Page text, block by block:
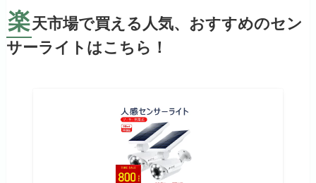
楽天市場で買える人気、おすすめのセン
サーライトはこちら！